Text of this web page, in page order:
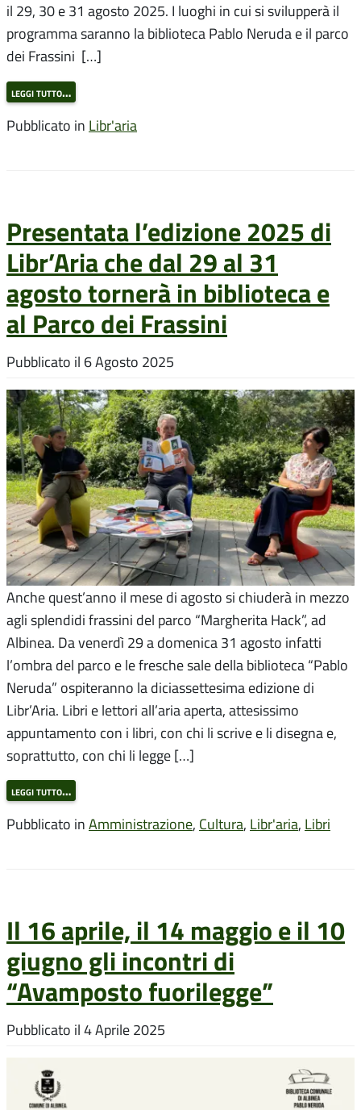
il 29, 30 e 31 agosto 2025. I luoghi in cui si svilupperà il
programma saranno la biblioteca Pablo Neruda e il parco
dei Frassini […]
leggi tutto…
Pubblicato in Libr'aria
Presentata l’edizione 2025 di
Libr’Aria che dal 29 al 31
agosto tornerà in biblioteca e
al Parco dei Frassini
Pubblicato il 6 Agosto 2025
Anche quest’anno il mese di agosto si chiuderà in mezzo
agli splendidi frassini del parco “Margherita Hack”, ad
Albinea. Da venerdì 29 a domenica 31 agosto infatti
l’ombra del parco e le fresche sale della biblioteca “Pablo
Neruda” ospiteranno la diciassettesima edizione di
Libr’Aria. Libri e lettori all’aria aperta, attesissimo
appuntamento con i libri, con chi li scrive e li disegna e,
soprattutto, con chi li legge […]
leggi tutto…
Pubblicato in Amministrazione, Cultura, Libr'aria, Libri
Il 16 aprile, il 14 maggio e il 10
giugno gli incontri di
“Avamposto fuorilegge”
Pubblicato il 4 Aprile 2025